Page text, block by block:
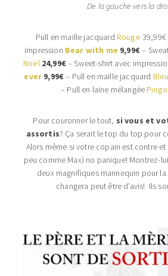
De la gauche vers la
Pull en maille jacquard Rouge 39,99€
impression Bear with me 9,99€–
Noël24,99€– Sweet-shirt avec
ever 9,99€– Pull en maille jacquard
– Pull en laine mélangée
Pour couronner le tout, si vous et
assortis? Ça serait le top du top pour
Alors même si votre copain est contre
peu comme Max) no panique! Montrez-
deux magnifiques mannequin pour
changera peut être d’avis! Ils